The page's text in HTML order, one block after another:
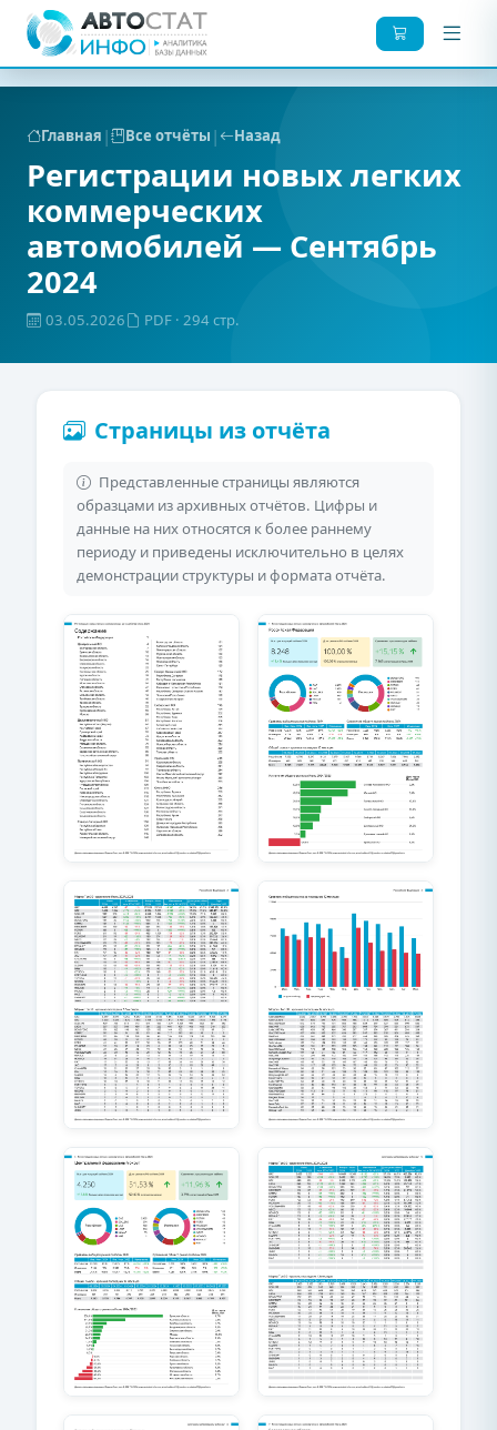
Главная | Все отчёты | Назад
Регистрации новых легких
коммерческих
автомобилей — Сентябрь
2024
03.05.2026 PDF · 294 стр.
Страницы из отчёта
Представленные страницы являются
образцами из архивных отчётов. Цифры и
данные на них относятся к более раннему
периоду и приведены исключительно в целях
демонстрации структуры и формата отчёта.